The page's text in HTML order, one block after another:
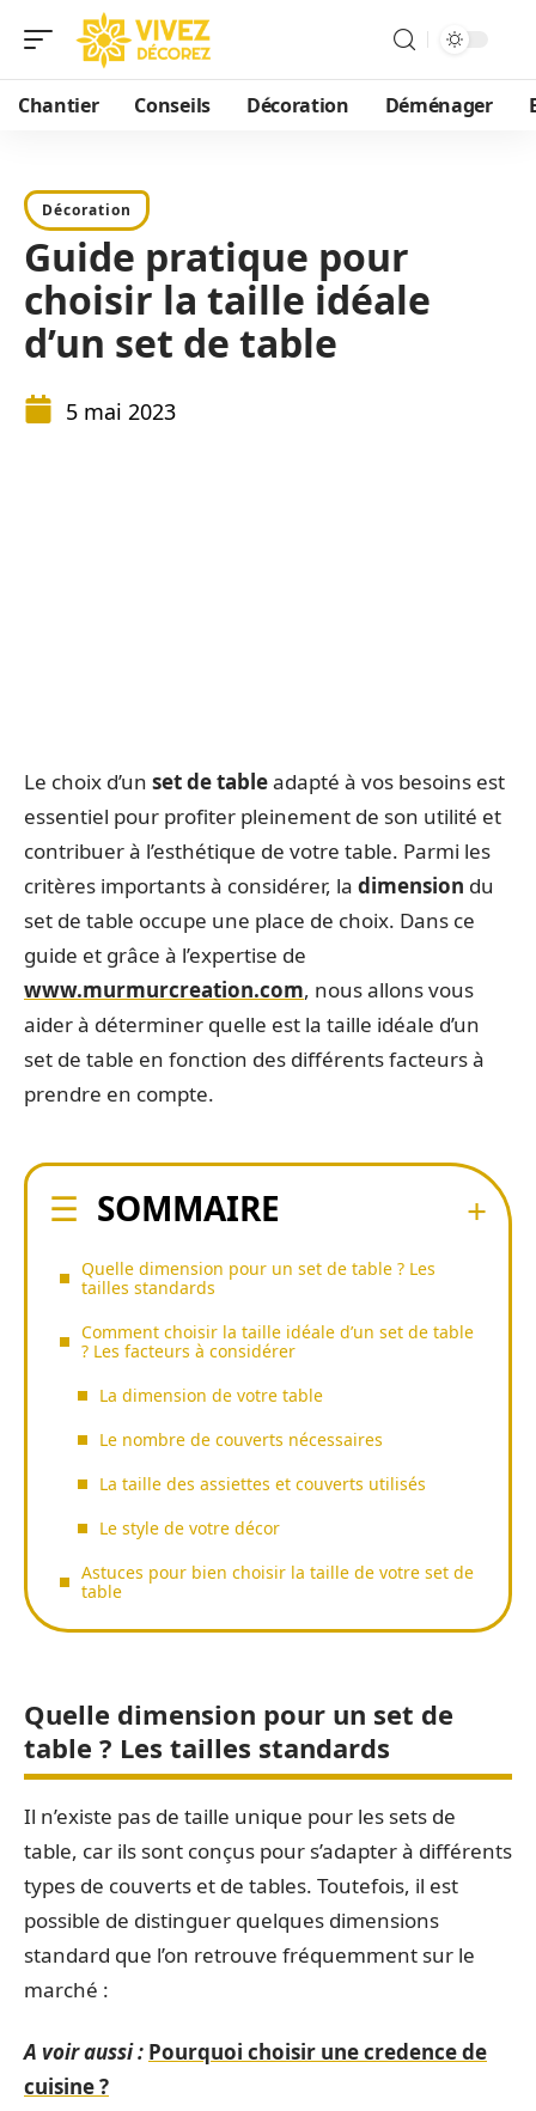
Chantier Conseils Décoration Déménager
Décoration
Guide pratique pour
choisir la taille idéale
d’un set de table
5 mai 2023
Le choix d’un set de tableadapté à vos besoins est
essentiel pour profiter pleinement de son utilité et
contribuer à l’esthétique de votre table. Parmi les
critères importants à considérer, la dimension du
set de table occupe une place de choix. Dans ce
guide et grâce à l’expertise de
www.murmurcreation.com, nous allons vous
aider à déterminer quelle est la taille idéale d’un
set de table en fonction des différents facteurs à
prendre en compte.
SOMMAIRE
Quelle dimension pour un set de table ? Les
tailles standards
Comment choisir la taille idéale d’un set de table
? Les facteurs à considérer
La dimension de votre table
Le nombre de couverts nécessaires
La taille des assiettes et couverts utilisés
Le style de votre décor
Astuces pour bien choisir la taille de votre set de
table
Quelle dimension pour un set de
table ? Les tailles standards
Il n’existe pas de taille unique pour les sets de
table, car ils sont conçus pour s’adapter à différents
types de couverts et de tables. Toutefois, il est
possible de distinguer quelques dimensions
standard que l’on retrouve fréquemment sur le
marché :
A voir aussi : Pourquoi choisir une credence de
cuisine ?